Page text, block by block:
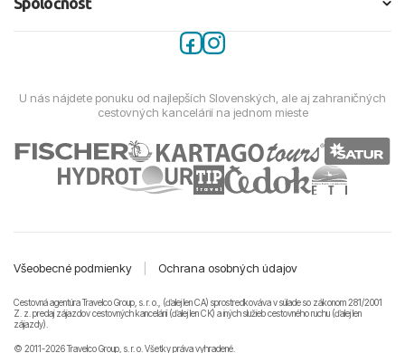
U nás nájdete ponuku od najlepších Slovenských, ale aj zahraničných
cestovných kancelárií na jednom mieste
Všeobecné podmienky Ochrana osobných údajov
Cestovná agentúra Travelco Group, s. r. o., (ďalej len CA) sprostredkováva v súlade so zákonom 281/2001
Z. z. predaj zájazdov cestovných kancelárii (ďalej len CK) a iných služieb cestovného ruchu (ďalej len
zájazdy).
© 2011-2026 Travelco Group, s. r. o. Všetky práva vyhradené.